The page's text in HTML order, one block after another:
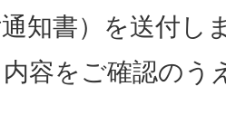
知書）を送付し
容をご確認のう